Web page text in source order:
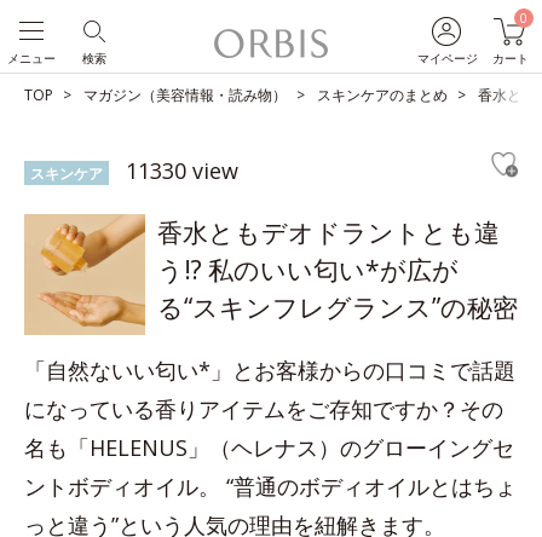
マイページ
0
カート
検索
メニュー
TOP マガジン（美容情報・読み物） スキンケアのまとめ 香水とも
スキンケア 11330 view
香水ともデオドラントとも違
う!? 私のいい匂い*が広が
る“スキンフレグランス”の秘密
「自然ないい匂い*」とお客様からの口コミで話題
になっている香りアイテムをご存知ですか？その
名も「HELENUS」（ヘレナス）のグローイングセ
ントボディオイル。 “普通のボディオイルとはちょ
っと違う”という人気の理由を紐解きます。